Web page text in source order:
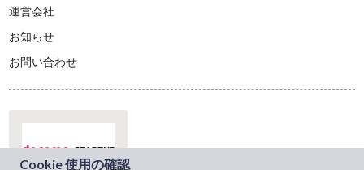
運営会社
お知らせ
お問い合わせ